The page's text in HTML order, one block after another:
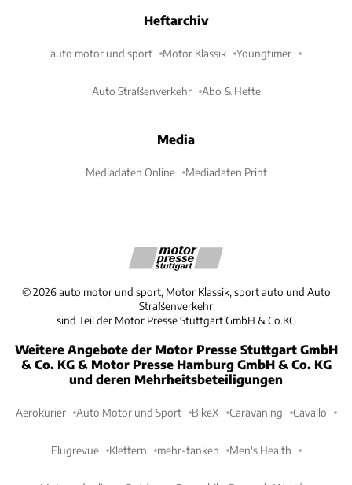
Heftarchiv
auto motor und sport Motor Klassik Youngtimer
Auto Straßenverkehr Abo & Hefte
Media
Mediadaten Online Mediadaten Print
©2026 auto motor und sport, Motor Klassik, sport auto und Auto
Straßenverkehr
sind Teil der Motor Presse Stuttgart GmbH & Co.KG
Weitere Angebote der Motor Presse Stuttgart GmbH
& Co. KG & Motor Presse Hamburg GmbH & Co. KG
und deren Mehrheitsbeteiligungen
Aerokurier Auto Motor und Sport BikeX Caravaning Cavallo
Flugrevue Klettern mehr-tanken Men's Health